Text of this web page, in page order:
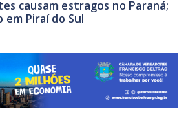
causam estragos no Paraná;
Piraí do Sul